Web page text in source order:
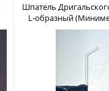
Шпатель
L-образный